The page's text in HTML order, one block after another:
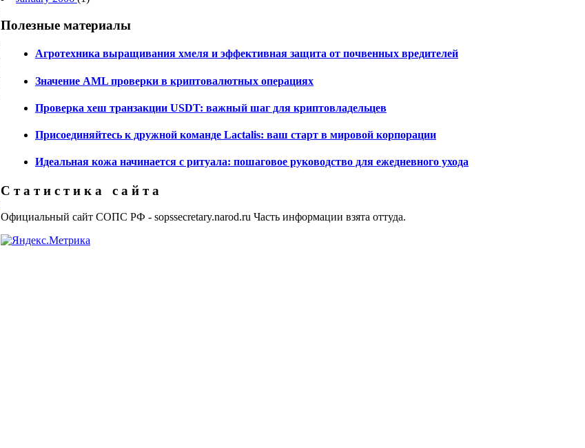
Полезные материалы
Агротехника выращивания хмеля и эффективная защита от почвенных вредителей
Значение AML проверки в криптовалютных операциях
Проверка хеш транзакции USDT: важный шаг для криптовладельцев
Присоединяйтесь к дружной команде Lactalis: ваш старт в мировой корпорации
Идеальная кожа начинается с ритуала: пошаговое руководство для ежедневного ухода
С т а т и с т и к а с а й т а
Официальный сайт СОПС РФ - sopssecretary.narod.ru Часть информации взята оттуда.